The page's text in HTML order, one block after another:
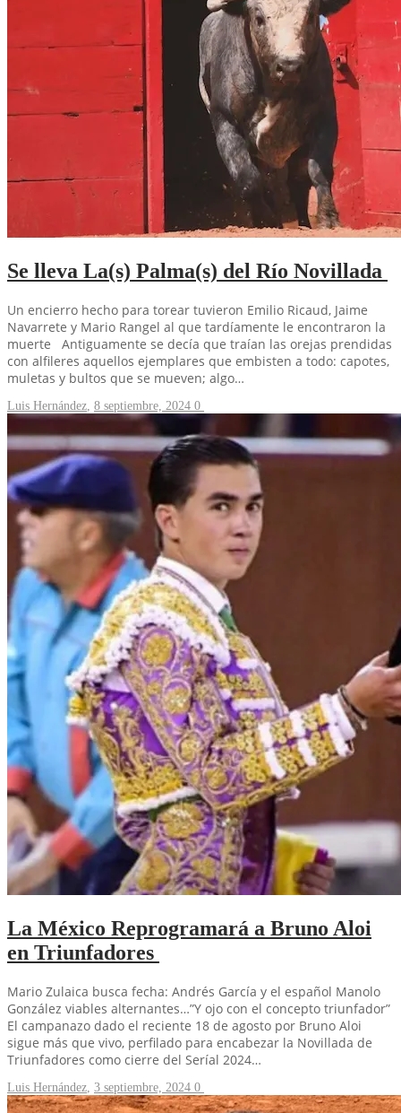
Se lleva La(s) Palma(s) del Río Novillada
Un encierro hecho para torear tuvieron Emilio Ricaud, Jaime
Navarrete y Mario Rangel al que tardíamente le encontraron la
muerte Antiguamente se decía que traían las orejas prendidas
con alfileres aquellos ejemplares que embisten a todo: capotes,
muletas y bultos que se mueven; algo…
Luis Hernández 8 septiembre, 2024 0
La México Reprogramará a Bruno Aloi
en Triunfadores
Mario Zulaica busca fecha: Andrés García y el español Manolo
González viables alternantes…”Y ojo con el concepto triunfador”
El campanazo dado el reciente 18 de agosto por Bruno Aloi
sigue más que vivo, perfilado para encabezar la Novillada de
Triunfadores como cierre del Seríal 2024…
Luis Hernández 3 septiembre, 2024 0